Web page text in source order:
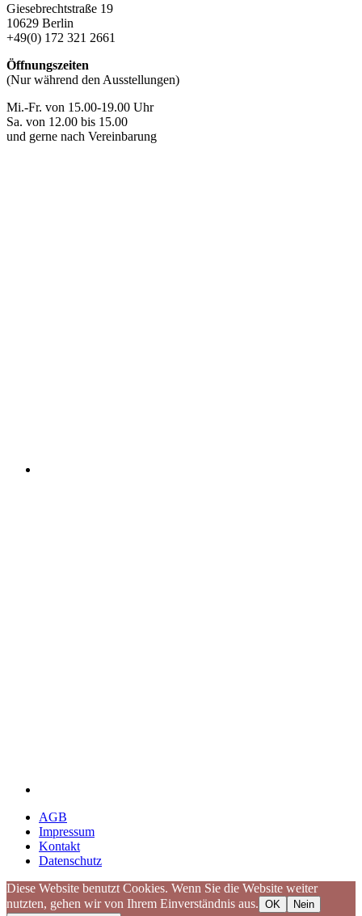
Giesebrechtstraße 19
10629 Berlin
+49(0) 172 321 2661
Öffnungszeiten
(Nur während den Ausstellungen)
Mi.-Fr. von 15.00-19.00 Uhr
Sa. von 12.00 bis 15.00
und gerne nach Vereinbarung
AGB
Impressum
Kontakt
Datenschutz
Diese Website benutzt Cookies. Wenn Sie die Website weiter
nutzten, gehen wir von Ihrem Einverständnis aus. OK
Nein